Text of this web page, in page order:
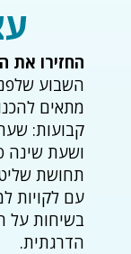
החזירו את
השבוע
מתאים
קבועות:
ושעת שינה
תחושת
עם לקויות
בשיחות על
הדרגתית.